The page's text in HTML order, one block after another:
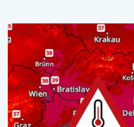
Ekstremalny upał w